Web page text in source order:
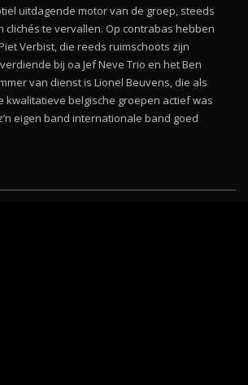
uitdagende motor van de groep, steeds
clichés te vervallen. Op contrabas hebben
Verbist, die reeds ruimschoots zijn
bij oa Jef Neve Trio en het Ben
van dienst is Lionel Beuvens, die als
kwalitatieve belgische groepen actief was
eigen band internationale band goed